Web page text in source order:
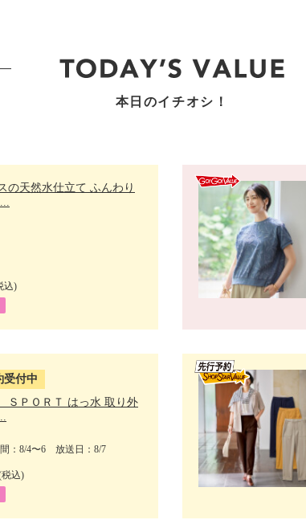
本日のイチオシ！
の天然水仕立て ふんわり
込)
受付中
ＳＰＯＲＴ はっ水 取り外
：8/4〜6 放送日：8/7
税込)